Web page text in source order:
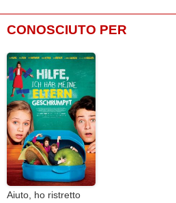
CONOSCIUTO PER
Aiuto, ho ristretto